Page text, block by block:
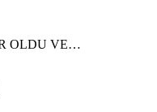
OLDU VE…